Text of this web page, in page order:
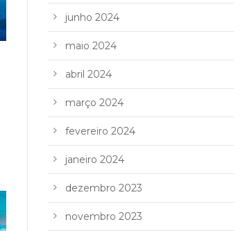
junho 2024
maio 2024
abril 2024
março 2024
fevereiro 2024
janeiro 2024
dezembro 2023
novembro 2023